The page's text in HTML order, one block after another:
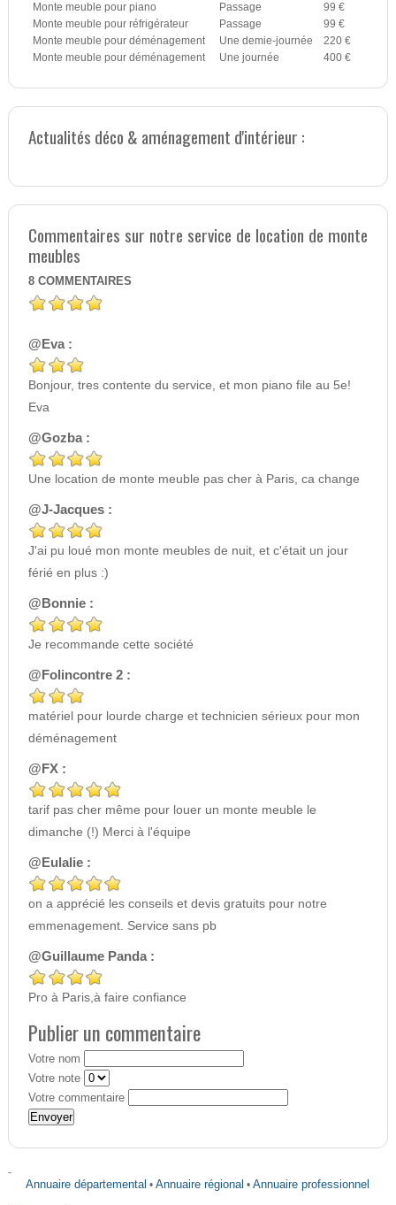
Monte meuble pour piano
Passage
99 €
Monte meuble pour réfrigérateur
Passage
99 €
Monte meuble pour déménagement
Une demie-journée
220 €
Monte meuble pour déménagement
Une journée 400 €
Actualités déco & aménagement d'intérieur :
Commentaires sur notre service de location de monte
meubles
8 COMMENTAIRES
@Eva :
Bonjour, tres contente du service, et mon piano file au 5e!
Eva
@Gozba :
Une location de monte meuble pas cher à Paris, ca change
@J-Jacques :
J'ai pu loué mon monte meubles de nuit, et c'était un jour
férié en plus :)
@Bonnie :
Je recommande cette société
@Folincontre 2 :
matériel pour lourde charge et technicien sérieux pour mon
déménagement
@FX :
tarif pas cher même pour louer un monte meuble le
dimanche (!) Merci à l'équipe
@Eulalie :
on a apprécié les conseils et devis gratuits pour notre
emmenagement. Service sans pb
@Guillaume Panda :
Pro à Paris,à faire confiance
Publier un commentaire
Votre nom
Votre note
Votre commentaire
-
Annuaire départemental •Annuaire régional •Annuaire professionnel